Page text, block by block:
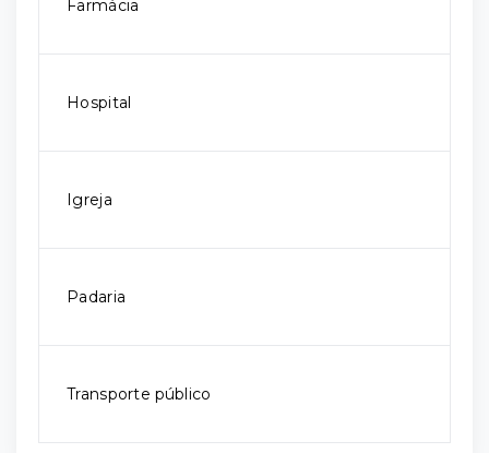
Farmácia
Hospital
Igreja
Padaria
Transporte público